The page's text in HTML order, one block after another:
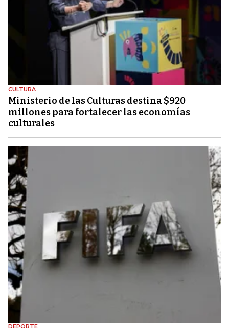
CULTURA
Ministerio de las Culturas destina $920
millones para fortalecer las economías
culturales